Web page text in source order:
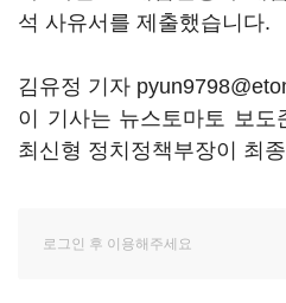
석 사유서를 제출했습니다.
김유정 기자
이 기사는 뉴스토마토 보
최신형 정치정책부장이 최